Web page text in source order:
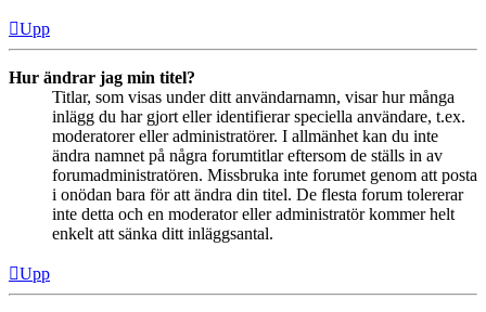
Upp
Hur ändrar jag min titel?
Titlar, som visas under ditt användarnamn, visar hur många
inlägg du har gjort eller identifierar speciella användare, t.ex.
moderatorer eller administratörer. I allmänhet kan du inte
ändra namnet på några forumtitlar eftersom de ställs in av
forumadministratören. Missbruka inte forumet genom att posta
i onödan bara för att ändra din titel. De flesta forum tolererar
inte detta och en moderator eller administratör kommer helt
enkelt att sänka ditt inläggsantal.
Upp